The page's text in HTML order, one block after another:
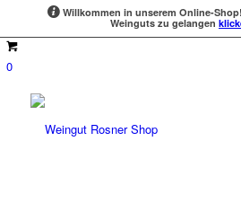
Willkommen in unserem Online-Shop!
Weinguts zu gelangen
0